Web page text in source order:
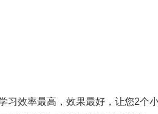
习效率最高，效果最好，让您2个